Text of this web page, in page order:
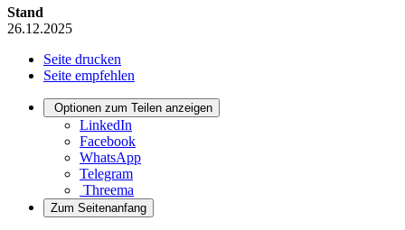
Stand
26.12.2025
Seite drucken
Seite empfehlen
Optionen zum Teilen anzeigen
LinkedIn
Facebook
WhatsApp
Telegram
Threema
Zum Seitenanfang